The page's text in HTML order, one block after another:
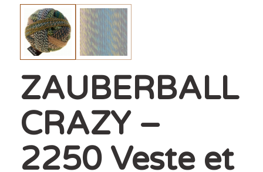
ZAUBERBALL
CRAZY –
2250 Veste et